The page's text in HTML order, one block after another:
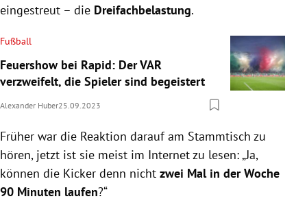
eingestreut – die Dreifachbelastung.
Fußball
Feuershow bei Rapid: Der VAR
verzweifelt, die Spieler sind begeistert
Alexander Huber25.09.2023
Früher war die Reaktion darauf am Stammtisch zu
hören, jetzt ist sie meist im Internet zu lesen: „Ja,
können die Kicker denn nicht zwei Mal in der Woche
90 Minuten laufen?“